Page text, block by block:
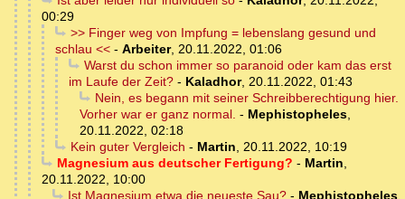
00:29
>> Finger weg von Impfung = lebenslang gesund und
schlau << - Arbeiter, 20.11.2022, 01:06
Warst du schon immer so paranoid oder kam das erst
im Laufe der Zeit? - Kaladhor, 20.11.2022, 01:43
Nein, es begann mit seiner Schreibberechtigung hier.
Vorher war er ganz normal. - Mephistopheles,
20.11.2022, 02:18
Kein guter Vergleich - Martin, 20.11.2022, 10:19
Magnesium aus deutscher Fertigung? - Martin,
20.11.2022, 10:00
Ist Magnesium etwa die neueste Sau?- Mephistopheles,